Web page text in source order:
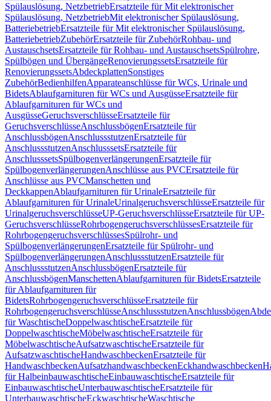
Spülauslösung, NetzbetriebErsatzteile für Mit elektronischer
Spülauslösung, NetzbetriebMit elektronischer Spülauslösung,
BatteriebetriebErsatzteile für Mit elektronischer Spülauslösung,
BatteriebetriebZubehörErsatzteile für ZubehörRohbau- und
AustauschsetsErsatzteile für Rohbau- und AustauschsetsSpülrohre,
Spülbögen und ÜbergängeRenovierungssetsErsatzteile für
RenovierungssetsAbdeckplattenSonstiges
ZubehörBedienhilfenApparateanschlüsse für WCs, Urinale und
BidetsAblaufgarnituren für WCs und AusgüsseErsatzteile für
Ablaufgarnituren für WCs und
AusgüsseGeruchsverschlüsseErsatzteile für
GeruchsverschlüsseAnschlussbögenErsatzteile für
AnschlussbögenAnschlussstutzenErsatzteile für
AnschlussstutzenAnschlusssetsErsatzteile für
AnschlusssetsSpülbogenverlängerungenErsatzteile für
SpülbogenverlängerungenAnschlüsse aus PVCErsatzteile für
Anschlüsse aus PVCManschetten und
DeckkappenAblaufgarnituren für UrinaleErsatzteile für
Ablaufgarnituren für UrinaleUrinalgeruchsverschlüsseErsatzteile für
UrinalgeruchsverschlüsseUP-GeruchsverschlüsseErsatzteile für UP-
GeruchsverschlüsseRohrbogengeruchsverschlüssesErsatzteile für
RohrbogengeruchsverschlüssesSpülrohr- und
SpülbogenverlängerungenErsatzteile für Spülrohr- und
SpülbogenverlängerungenAnschlussstutzenErsatzteile für
AnschlussstutzenAnschlussbögenErsatzteile für
AnschlussbögenManschettenAblaufgarnituren für BidetsErsatzteile
für Ablaufgarnituren für
BidetsRohrbogengeruchsverschlüsseErsatzteile für
RohrbogengeruchsverschlüsseAnschlussstutzenAnschlussbögen
für WaschtischeDoppelwaschtischeErsatzteile für
DoppelwaschtischeMöbelwaschtischeErsatzteile für
MöbelwaschtischeAufsatzwaschtischeErsatzteile für
AufsatzwaschtischeHandwaschbeckenErsatzteile für
HandwaschbeckenAufsatzhandwaschbeckenEckhandwaschbecken
für HalbeinbauwaschtischeEinbauwaschtischeErsatzteile für
EinbauwaschtischeUnterbauwaschtischeErsatzteile für
UnterbauwaschtischeEckwaschtischeWaschtische